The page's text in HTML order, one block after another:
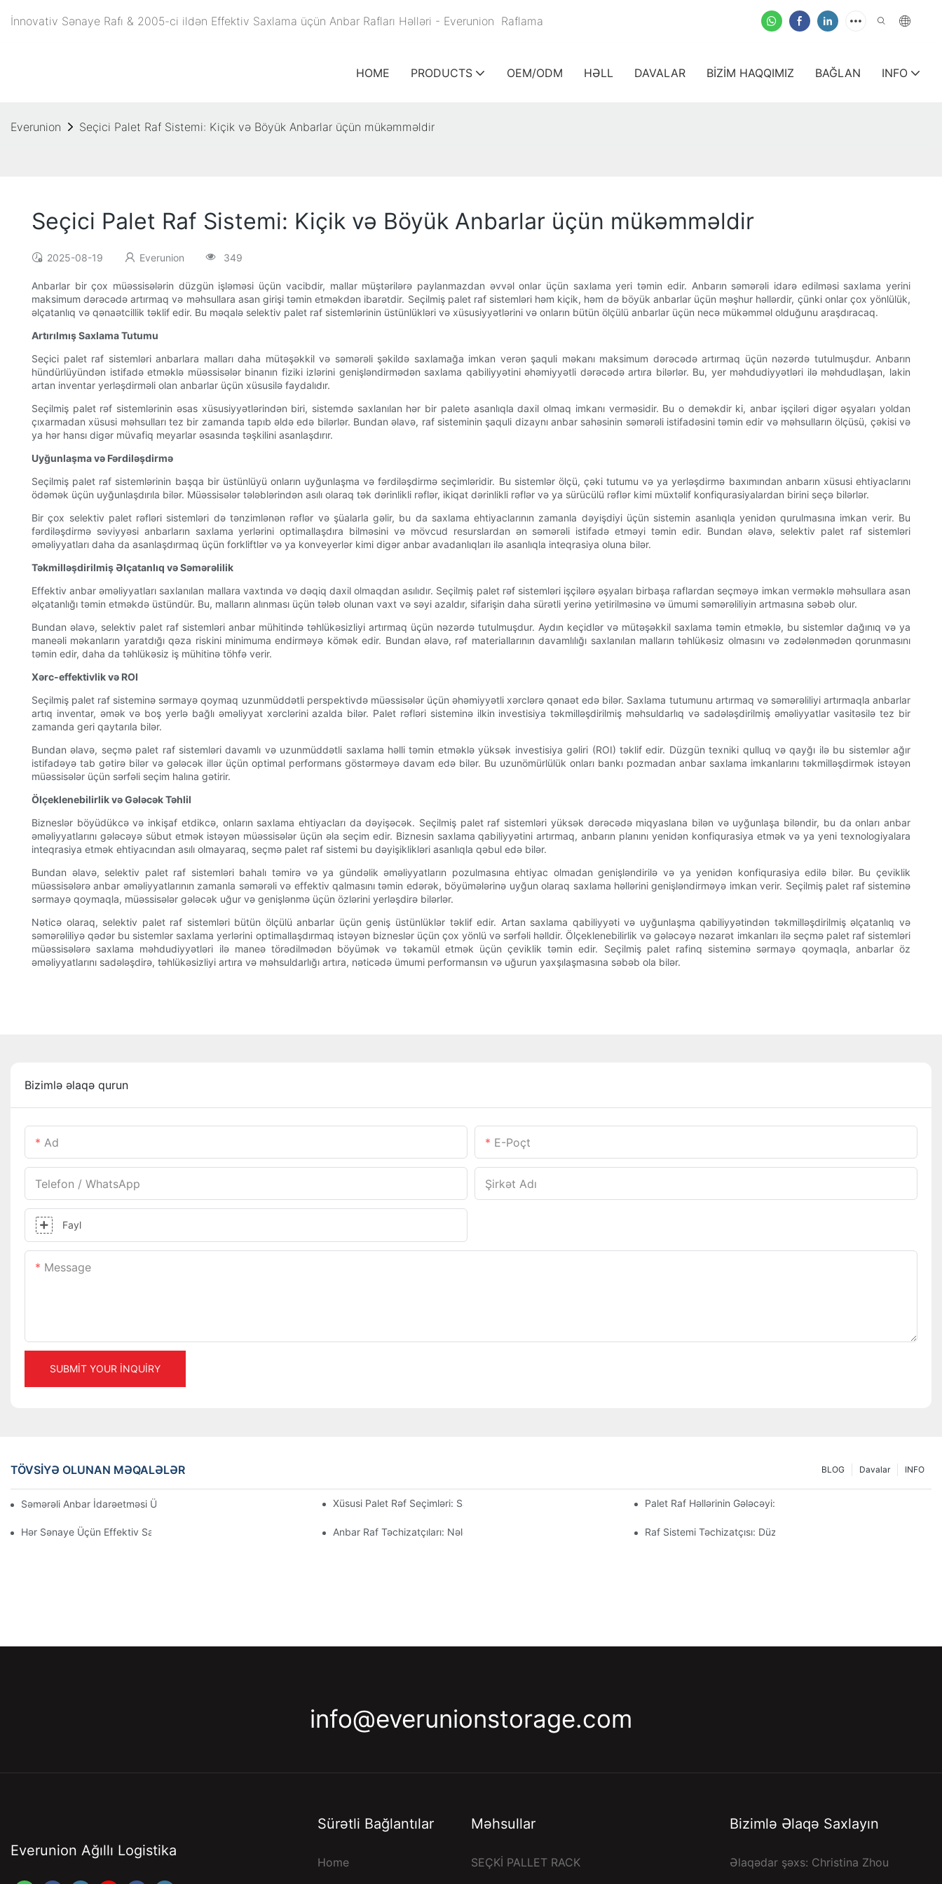
İnnovativ Sənaye Rafı & 2005-ci ildən Effektiv Saxlama üçün Anbar Rafları Həlləri - Everunion Raflama
HOME PRODUCTS OEM/ODM HƏLL DAVALAR BIZIM HAQQIMIZ BAĞLAN INFO
Everunion Seçici Palet Raf Sistemi: Kiçik və Böyük Anbarlar üçün mükəmməldir
Seçici Palet Raf Sistemi: Kiçik və Böyük Anbarlar üçün mükəmməldir
2025-08-19 Everunion 349
Anbarlar bir çox müəssisələrin düzgün işləməsi üçün vacibdir, mallar müştərilərə paylanmazdan əvvəl onlar üçün saxlama yeri təmin edir. Anbarın səmərəli idarə edilməsi saxlama yerini
maksimum dərəcədə artırmaq və məhsullara asan girişi təmin etməkdən ibarətdir. Seçilmiş palet raf sistemləri həm kiçik, həm də böyük anbarlar üçün məşhur həllərdir, çünki onlar çox yönlülük,
əlçatanlıq və qənaətcillik təklif edir. Bu məqalə selektiv palet raf sistemlərinin üstünlükləri və xüsusiyyətlərini və onların bütün ölçülü anbarlar üçün necə mükəmməl olduğunu araşdıracaq.
Artırılmış Saxlama Tutumu
Seçici palet raf sistemləri anbarlara malları daha mütəşəkkil və səmərəli şəkildə saxlamağa imkan verən şaquli məkanı maksimum dərəcədə artırmaq üçün nəzərdə tutulmuşdur. Anbarın
hündürlüyündən istifadə etməklə müəssisələr binanın fiziki izlərini genişləndirmədən saxlama qabiliyyətini əhəmiyyətli dərəcədə artıra bilərlər. Bu, yer məhdudiyyətləri ilə məhdudlaşan, lakin
artan inventar yerləşdirməli olan anbarlar üçün xüsusilə faydalıdır.
Seçilmiş palet rəf sistemlərinin əsas xüsusiyyətlərindən biri, sistemdə saxlanılan hər bir paletə asanlıqla daxil olmaq imkanı verməsidir. Bu o deməkdir ki, anbar işçiləri digər əşyaları yoldan
çıxarmadan xüsusi məhsulları tez bir zamanda tapıb əldə edə bilərlər. Bundan əlavə, raf sisteminin şaquli dizaynı anbar sahəsinin səmərəli istifadəsini təmin edir və məhsulların ölçüsü, çəkisi və
ya hər hansı digər müvafiq meyarlar əsasında təşkilini asanlaşdırır.
Uyğunlaşma və Fərdiləşdirmə
Seçilmiş palet raf sistemlərinin başqa bir üstünlüyü onların uyğunlaşma və fərdiləşdirmə seçimləridir. Bu sistemlər ölçü, çəki tutumu və ya yerləşdirmə baxımından anbarın xüsusi ehtiyaclarını
ödəmək üçün uyğunlaşdırıla bilər. Müəssisələr tələblərindən asılı olaraq tək dərinlikli rəflər, ikiqat dərinlikli rəflər və ya sürücülü rəflər kimi müxtəlif konfiqurasiyalardan birini seçə bilərlər.
Bir çox selektiv palet rəfləri sistemləri də tənzimlənən rəflər və şüalarla gəlir, bu da saxlama ehtiyaclarının zamanla dəyişdiyi üçün sistemin asanlıqla yenidən qurulmasına imkan verir. Bu
fərdiləşdirmə səviyyəsi anbarların saxlama yerlərini optimallaşdıra bilməsini və mövcud resurslardan ən səmərəli istifadə etməyi təmin edir. Bundan əlavə, selektiv palet raf sistemləri
əməliyyatları daha da asanlaşdırmaq üçün forkliftlər və ya konveyerlər kimi digər anbar avadanlıqları ilə asanlıqla inteqrasiya oluna bilər.
Təkmilləşdirilmiş Əlçatanlıq və Səmərəlilik
Effektiv anbar əməliyyatları saxlanılan mallara vaxtında və dəqiq daxil olmaqdan asılıdır. Seçilmiş palet rəf sistemləri işçilərə əşyaları birbaşa raflardan seçməyə imkan verməklə məhsullara asan
əlçatanlığı təmin etməkdə üstündür. Bu, malların alınması üçün tələb olunan vaxt və səyi azaldır, sifarişin daha sürətli yerinə yetirilməsinə və ümumi səmərəliliyin artmasına səbəb olur.
Bundan əlavə, selektiv palet raf sistemləri anbar mühitində təhlükəsizliyi artırmaq üçün nəzərdə tutulmuşdur. Aydın keçidlər və mütəşəkkil saxlama təmin etməklə, bu sistemlər dağınıq və ya
maneəli məkanların yaratdığı qəza riskini minimuma endirməyə kömək edir. Bundan əlavə, rəf materiallarının davamlılığı saxlanılan malların təhlükəsiz olmasını və zədələnmədən qorunmasını
təmin edir, daha da təhlükəsiz iş mühitinə töhfə verir.
Xərc-effektivlik və ROI
Seçilmiş palet raf sisteminə sərmayə qoymaq uzunmüddətli perspektivdə müəssisələr üçün əhəmiyyətli xərclərə qənaət edə bilər. Saxlama tutumunu artırmaq və səmərəliliyi artırmaqla anbarlar
artıq inventar, əmək və boş yerlə bağlı əməliyyat xərclərini azalda bilər. Palet rəfləri sisteminə ilkin investisiya təkmilləşdirilmiş məhsuldarlıq və sadələşdirilmiş əməliyyatlar vasitəsilə tez bir
zamanda geri qaytarıla bilər.
Bundan əlavə, seçmə palet raf sistemləri davamlı və uzunmüddətli saxlama həlli təmin etməklə yüksək investisiya gəliri (ROI) təklif edir. Düzgün texniki qulluq və qayğı ilə bu sistemlər ağır
istifadəyə tab gətirə bilər və gələcək illər üçün optimal performans göstərməyə davam edə bilər. Bu uzunömürlülük onları bankı pozmadan anbar saxlama imkanlarını təkmilləşdirmək istəyən
müəssisələr üçün sərfəli seçim halına gətirir.
Ölçeklenebilirlik və Gələcək Təhlil
Bizneslər böyüdükcə və inkişaf etdikcə, onların saxlama ehtiyacları da dəyişəcək. Seçilmiş palet raf sistemləri yüksək dərəcədə miqyaslana bilən və uyğunlaşa biləndir, bu da onları anbar
əməliyyatlarını gələcəyə sübut etmək istəyən müəssisələr üçün əla seçim edir. Biznesin saxlama qabiliyyətini artırmaq, anbarın planını yenidən konfiqurasiya etmək və ya yeni texnologiyalara
inteqrasiya etmək ehtiyacından asılı olmayaraq, seçmə palet raf sistemi bu dəyişiklikləri asanlıqla qəbul edə bilər.
Bundan əlavə, selektiv palet raf sistemləri bahalı təmirə və ya gündəlik əməliyyatların pozulmasına ehtiyac olmadan genişləndirilə və ya yenidən konfiqurasiya edilə bilər. Bu çeviklik
müəssisələrə anbar əməliyyatlarının zamanla səmərəli və effektiv qalmasını təmin edərək, böyümələrinə uyğun olaraq saxlama həllərini genişləndirməyə imkan verir. Seçilmiş palet raf sisteminə
sərmayə qoymaqla, müəssisələr gələcək uğur və genişlənmə üçün özlərini yerləşdirə bilərlər.
Nəticə olaraq, selektiv palet raf sistemləri bütün ölçülü anbarlar üçün geniş üstünlüklər təklif edir. Artan saxlama qabiliyyəti və uyğunlaşma qabiliyyətindən təkmilləşdirilmiş əlçatanlıq və
səmərəliliyə qədər bu sistemlər saxlama yerlərini optimallaşdırmaq istəyən bizneslər üçün çox yönlü və sərfəli həlldir. Ölçeklenebilirlik və gələcəyə nəzarət imkanları ilə seçmə palet raf sistemləri
müəssisələrə saxlama məhdudiyyətləri ilə maneə törədilmədən böyümək və təkamül etmək üçün çeviklik təmin edir. Seçilmiş palet rafinq sisteminə sərmayə qoymaqla, anbarlar öz
əməliyyatlarını sadələşdirə, təhlükəsizliyi artıra və məhsuldarlığı artıra, nəticədə ümumi performansın və uğurun yaxşılaşmasına səbəb ola bilər.
Bizimlə əlaqə qurun
Ad E-Poçt
Telefon / WhatsApp Şirkət Adı
Fayl
Message
SUBMIT YOUR INQUIRY
TÖVSIYƏ OLUNAN MƏQALƏLƏR INFO
Davalar
BLOG
Səmərəli Anbar İdarəetməsi Üçün Ən Yaxşı Sənaye Raf Həlləri Xüsusi Palet Rəf Seçimləri: Saxlama Ehtiyaclarınıza Uyğunlaşdırın Palet Raf Həllərinin Gələcəyi: Trendlər Və İnnovasiyalar
Hər Sənaye Üçün Effektiv Saxlama Rafları Həllərinin Araşdırılması Anbar Raf Təchizatçıları: Nələrə Diqqət Etməli Raf Sistemi Təchizatçısı: Düzgün Tərəfdaş Seçmək Üçün Əsas
info@everunionstorage.com
Everunion Ağıllı Logistika
Sürətli Bağlantılar
Home
Məhsullar
SEÇKİ PALLET RACK
Bizimlə Əlaqə Saxlayın
Əlaqədar şəxs: Christina Zhou